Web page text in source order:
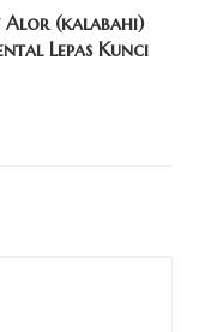
Alor (kalabahi)
Lepas Kunci